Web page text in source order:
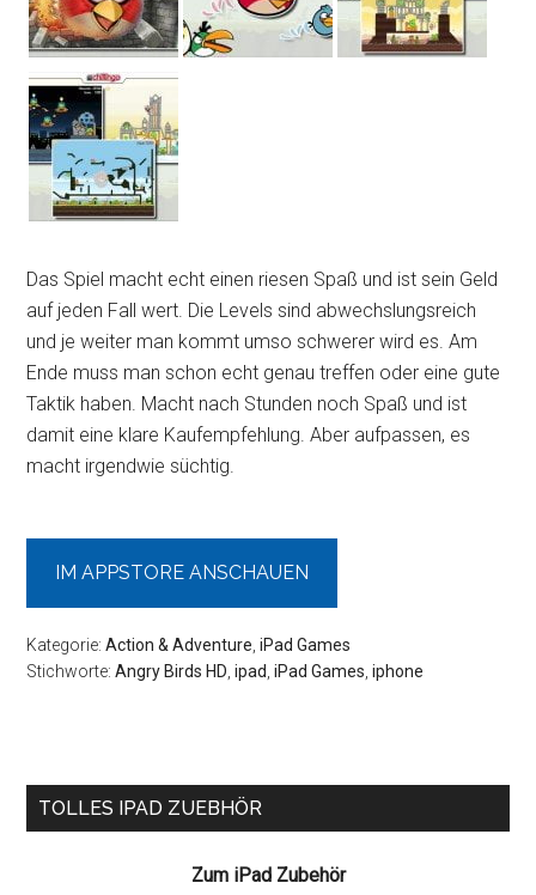
Das Spiel macht echt einen riesen Spaß und ist sein Geld
auf jeden Fall wert. Die Levels sind abwechslungsreich
und je weiter man kommt umso schwerer wird es. Am
Ende muss man schon echt genau treffen oder eine gute
Taktik haben. Macht nach Stunden noch Spaß und ist
damit eine klare Kaufempfehlung. Aber aufpassen, es
macht irgendwie süchtig.
Birds
IM APPSTORE ANSCHAUEN
Kategorie:Action & Adventure ,iPad Games
Stichworte:Angry Birds HD ,ipad ,iPad Games ,iphone
Seitenspalte
TOLLES IPAD ZUEBHÖR
Zum iPad Zubehör